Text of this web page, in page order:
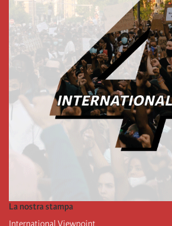
La nostra stampa
International Viewpoint